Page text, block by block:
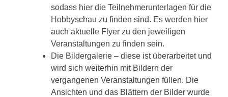
sodass hier die Teilnehmerunterlagen für die
Hobbyschau zu finden sind. Es werden hier
auch aktuelle Flyer zu den jeweiligen
Veranstaltungen zu finden sein.
Die Bildergalerie – diese ist überarbeitet und
wird sich weiterhin mit Bildern der
vergangenen Veranstaltungen füllen. Die
Ansichten und das Blättern der Bilder wurde